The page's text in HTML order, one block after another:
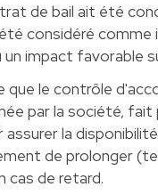
de bail ait été
considéré
un impact favorable
que le contrôle
par la société,
la
de prolonger
cas de retard.